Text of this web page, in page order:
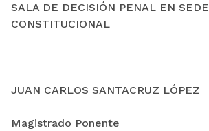
SALA DE DECISIÓN PENAL EN SEDE
CONSTITUCIONAL
JUAN CARLOS SANTACRUZ LÓPEZ
Magistrado Ponente